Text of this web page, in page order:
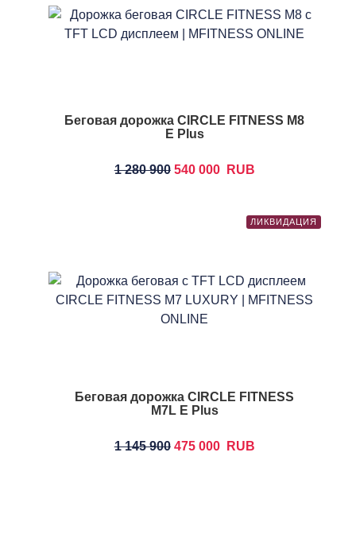
Беговая дорожка CIRCLE FITNESS M8
E Plus
1 280 900 540 000 RUB
ЛИКВИДАЦИЯ
Беговая дорожка CIRCLE FITNESS
M7L E Plus
1 145 900 475 000 RUB